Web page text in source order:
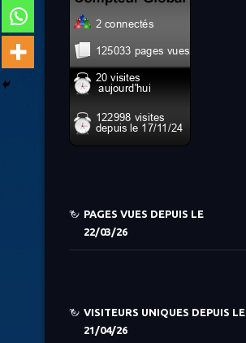
PAGES VUES DEPUIS LE
22/03/26
VISITEURS UNIQUES DEPUIS LE
21/04/26